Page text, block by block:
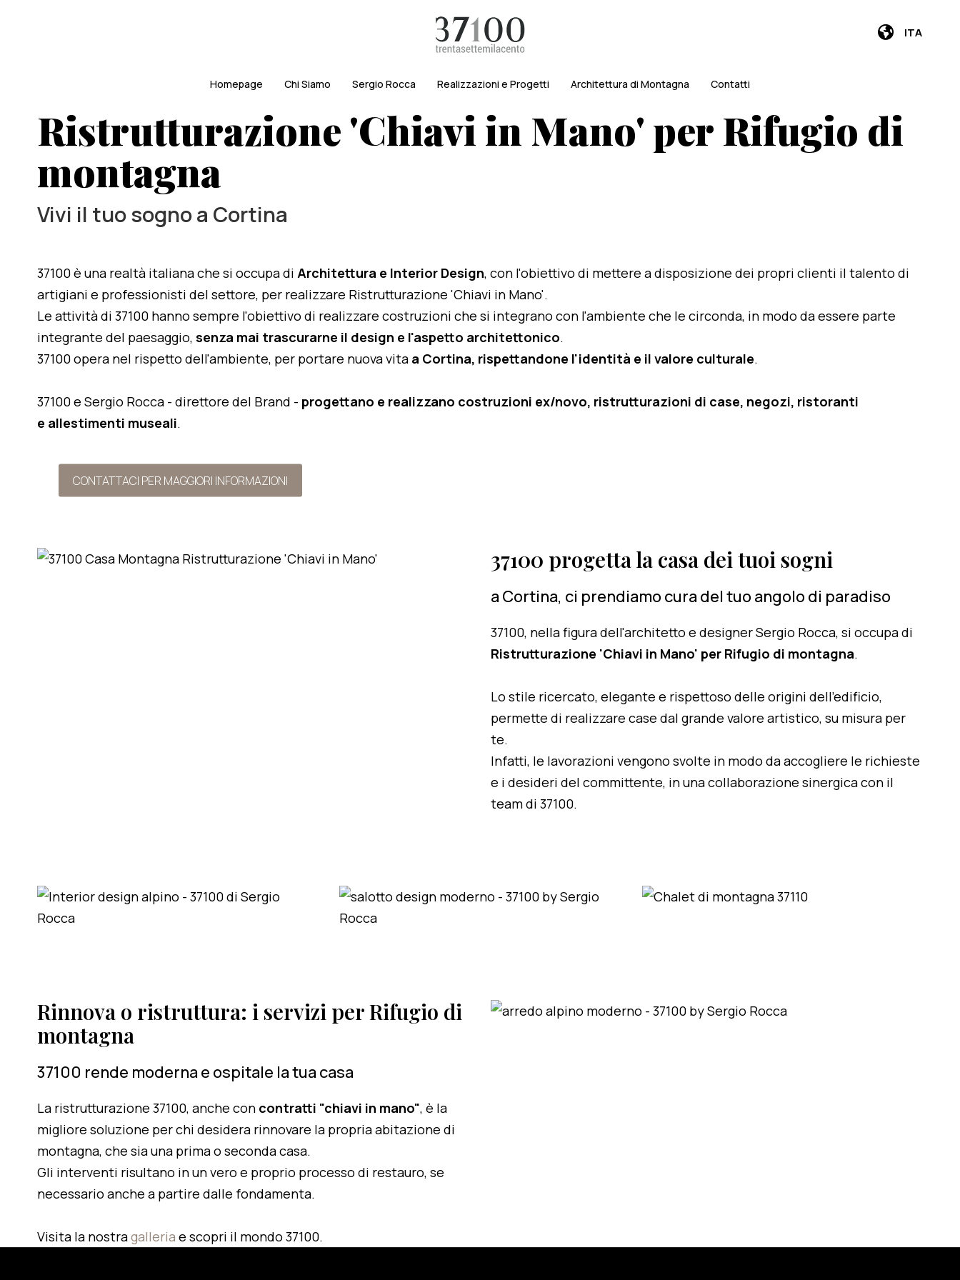
ITA
Homepage Chi Siamo Sergio Rocca Realizzazioni e Progetti Architettura di Montagna Contatti
Ristrutturazione 'Chiavi in Mano' per Rifugio di
montagna
Vivi il tuo sogno a Cortina
37100 è una realtà italiana che si occupa di Architettura e Interior Design, con l'obiettivo di mettere a disposizione dei propri clienti il talento di
artigiani e professionisti del settore, per realizzare Ristrutturazione 'Chiavi in Mano'.
Le attività di 37100 hanno sempre l'obiettivo di realizzare costruzioni che si integrano con l'ambiente che le circonda, in modo da essere parte
integrante del paesaggio, senza mai trascurarne il design e l'aspetto architettonico.
37100 opera nel rispetto dell'ambiente, per portare nuova vita a Cortina, rispettandone l'identità e il valore culturale.
37100 e Sergio Rocca - direttore del Brand - progettano e realizzano costruzioni ex/novo, ristrutturazioni di case, negozi, ristoranti
e allestimenti museali.
CONTATTACI PER MAGGIORI INFORMAZIONI
37100 progetta la casa dei tuoi sogni
a Cortina, ci prendiamo cura del tuo angolo di paradiso
37100, nella figura dell'architetto e designer Sergio Rocca, si occupa di
Ristrutturazione 'Chiavi in Mano' per Rifugio di montagna.
Lo stile ricercato, elegante e rispettoso delle origini dell'edificio,
permette di realizzare case dal grande valore artistico, su misura per
te.
Infatti, le lavorazioni vengono svolte in modo da accogliere le richieste
e i desideri del committente, in una collaborazione sinergica con il
team di 37100.
Rinnova o ristruttura: i servizi per Rifugio di
montagna
37100 rende moderna e ospitale la tua casa
La ristrutturazione 37100, anche con contratti "chiavi in mano", è la
migliore soluzione per chi desidera rinnovare la propria abitazione di
montagna, che sia una prima o seconda casa.
Gli interventi risultano in un vero e proprio processo di restauro, se
necessario anche a partire dalle fondamenta.
Visita la nostragalleria e scopri il mondo 37100.